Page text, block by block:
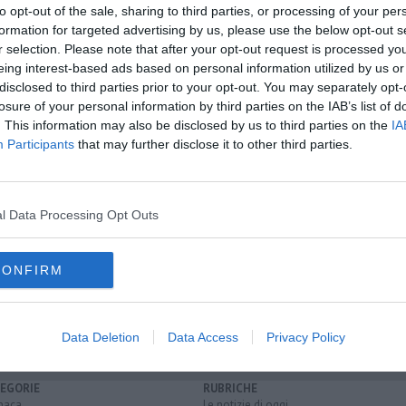
opt-out of the sale, sharing to third parties, or processing of your
for targeted advertising by us, please use the below opt-out
selection. Please note that after your opt-out request is processed
interest-based ads based on personal information utilized by us
to third parties prior to your opt-out. You may separately
of your personal information by third parties on the IAB’s list of
This information may also be disclosed by us to third parties on the
Participants that may further disclose it to other third parties.
Data Processing Opt Outs
Data Deletion Data Access Privacy Policy
iscriviti allaNewsletter QUInews - ToscanaMedia.
nella tua casella di posta.
i minerali
fiesole
RUBRICHE